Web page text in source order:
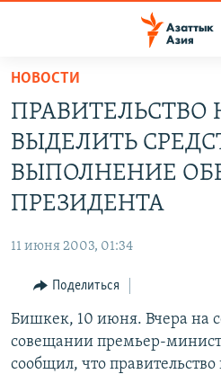
Вернуться
основному
содержанию
Вернутся
главной
Вернутся
поиску
КЫРГЫЗСТАН
УЗБЕКИСТАН
ВОЙНА В УКРАИНЕ
НА ДРУГИХ ЯЗЫКАХ
ЎЗБЕКЧА
ТОҶИКӢ
TÜRKMENÇE
ПОДПИШИТЕСЬ НА НАС В СОЦСЕТЯХ
Все сайты РСЕ/РС
НОВОСТИ
ВЫДЕЛИТЬ
ВЫПОЛНЕНИЕ
ПРЕЗИДЕНТА
11 июня 2003, 01:34
Поделиться
Бишкек, 10 июня. Вчера на
совещании премьер-
сообщил, что